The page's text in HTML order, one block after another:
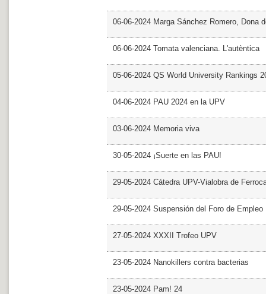
06-06-2024 Marga Sánchez Romero, Dona
06-06-2024 Tomata valenciana. L'autèntica
05-06-2024 QS World University Rankings
04-06-2024 PAU 2024 en la UPV
03-06-2024 Memoria viva
30-05-2024 ¡Suerte en las PAU!
29-05-2024 Cátedra UPV-Vialobra de
29-05-2024 Suspensión del Foro de Empleo
27-05-2024 XXXII Trofeo UPV
23-05-2024 Nanokillers contra bacterias
23-05-2024 Pam! 24